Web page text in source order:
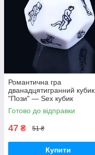
Романтична гра
дванадцятигранний кубик
"Пози" — Sex кубик
Готово до відправки
47 ₴ 51 ₴
Купити